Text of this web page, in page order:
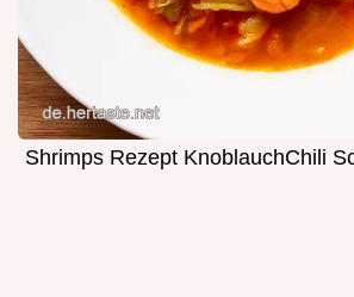
Shrimps Rezept KnoblauchChili